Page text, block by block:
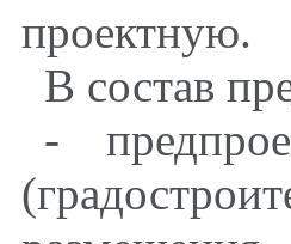
проектную.
В состав
-